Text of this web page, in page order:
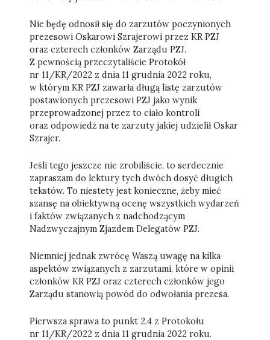
Nie będę odnosił się do zarzutów poczynionych
prezesowi Oskarowi Szrajerowi przez KR PZJ
oraz czterech członków Zarządu PZJ.
Z pewnością przeczytaliście Protokół
nr 11/KR/2022 z dnia 11 grudnia 2022 roku,
w którym KR PZJ zawarła długą listę zarzutów
postawionych prezesowi PZJ jako wynik
przeprowadzonej przez to ciało kontroli
oraz odpowiedź na te zarzuty jakiej udzielił Oskar
Szrajer.
Jeśli tego jeszcze nie zrobiliście, to serdecznie
zapraszam do lektury tych dwóch dosyć długich
tekstów. To niestety jest konieczne, żeby mieć
szansę na obiektywną ocenę wszystkich wydarzeń
i faktów związanych z nadchodzącym
Nadzwyczajnym Zjazdem Delegatów PZJ.
Niemniej jednak zwrócę Waszą uwagę na kilka
aspektów związanych z zarzutami, które w opinii
członków KR PZJ oraz czterech członków jego
Zarządu stanowią powód do odwołania prezesa.
Pierwsza sprawa to punkt 2.4 z Protokołu
nr 11/KR/2022 z dnia 11 grudnia 2022 roku.